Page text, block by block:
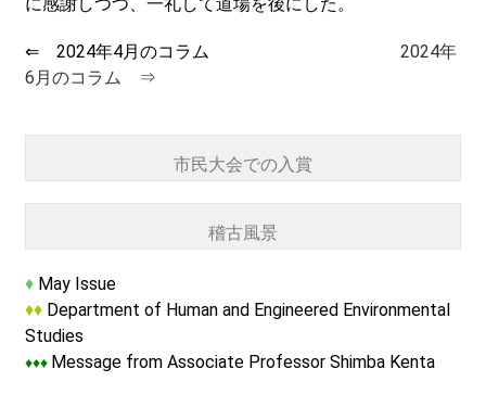
⇐ 2024年4月のコラム
2024年
6月のコラム ⇒
市民大会での入賞
稽古風景
♦ May Issue
♦♦ Department of Human and Engineered Environmental
Studies
♦♦♦ Message from Associate Professor Shimba Kenta